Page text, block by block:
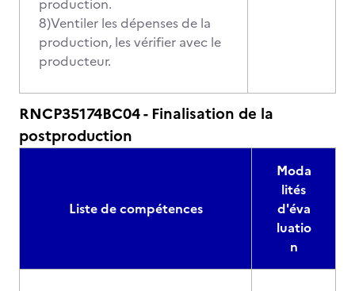
production.
8)Ventiler les dépenses de la
production, les vérifier avec le
producteur.
RNCP35174BC04 - Finalisation de la
postproduction
Liste de compétences
Moda
lités
d'éva
luatio
n